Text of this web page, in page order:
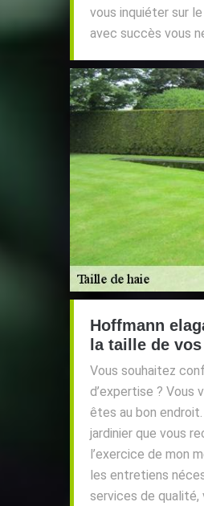
vous inquiéter sur
avec succès vous
Hoffmann
la taille de
Vous souhaitez
d’expertise ? Vous
êtes au bon
jardinier que vous
l’exercice de mon
les entretiens
services de qualité,